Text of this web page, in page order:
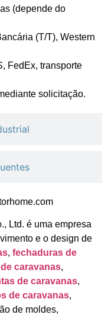
(depende do
(T/T), Western
FedEx, transporte
solicitação.
Ltd. é uma empresa
e o design de
, fechaduras de
caravanas,
de caravanas,
de caravanas,
de moldes,